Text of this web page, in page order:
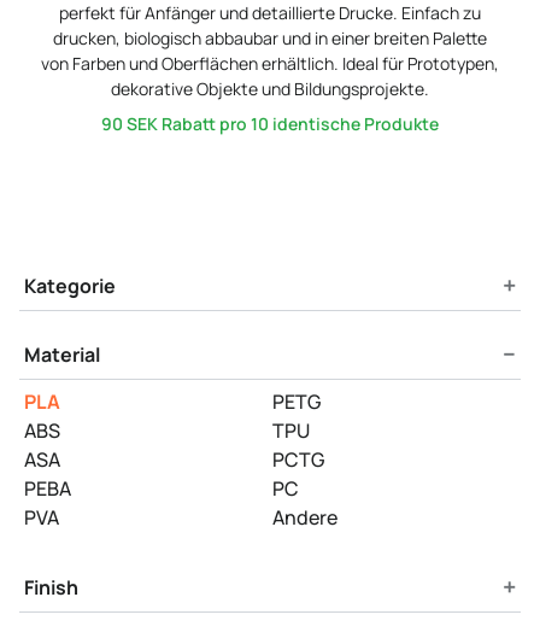
perfekt für Anfänger und detaillierte Drucke. Einfach zu
drucken, biologisch abbaubar und in einer breiten Palette
von Farben und Oberflächen erhältlich. Ideal für Prototypen,
dekorative Objekte und Bildungsprojekte.
90 SEK Rabatt pro 10 identische Produkte
Product Filters
Kategorie +
Material −
PLA
PETG
ABS
TPU
ASA
PCTG
PEBA
PC
PVA
Andere
Finish +